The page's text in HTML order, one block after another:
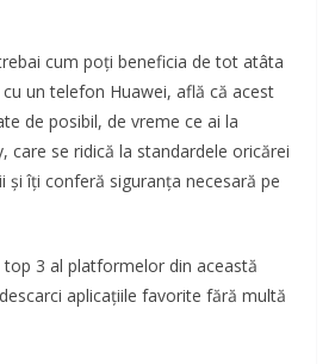
cum poți beneficia de tot atâta
un telefon Huawei, află că acest
de posibil, de vreme ce ai la
care se ridică la standardele oricărei
și îți conferă siguranța necesară pe
top 3 al platformelor din această
aplicațiile favorite fără multă